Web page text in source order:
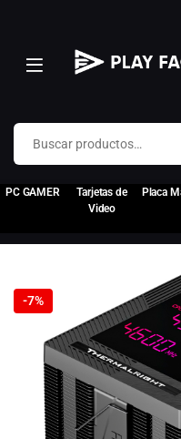
Buscar por:
PC GAMER
Tarjetas de
Video
Placa
-7%